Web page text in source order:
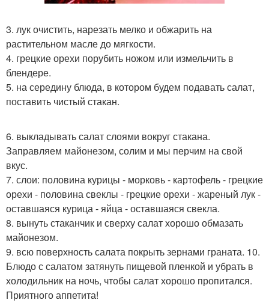
3. лук очистить, нарезать мелко и обжарить на
растительном масле до мягкости.
4. грецкие орехи порубить ножом или измельчить в
блендере.
5. на середину блюда, в котором будем подавать салат,
поставить чистый стакан.
6. выкладывать салат слоями вокруг стакана.
Заправляем майонезом, солим и мы перчим на свой
вкус.
7. слои: половина курицы - морковь - картофель - грецкие
орехи - половина свеклы - грецкие орехи - жареный лук -
оставшаяся курица - яйца - оставшаяся свекла.
8. вынуть стаканчик и сверху салат хорошо обмазать
майонезом.
9. всю поверхность салата покрыть зернами граната. 10.
Блюдо с салатом затянуть пищевой пленкой и убрать в
холодильник на ночь, чтобы салат хорошо пропитался.
Приятного аппетита!